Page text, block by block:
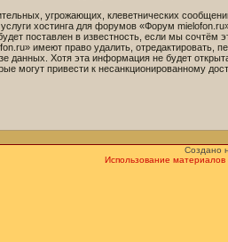
угрожающих, клеветнических
хостинга для форумов «Форум
поставлен в известность, если мы
имеют право удалить, отредактировать,
данных. Хотя эта информация не будет
могут привести к несанкционированному
Создано
Использование материалов